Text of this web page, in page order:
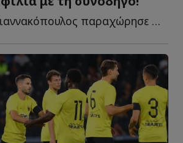
Ο Δημήτρης Γιαννακόπουλος παραχώρησε μεγάλη συνέντευξη σ...